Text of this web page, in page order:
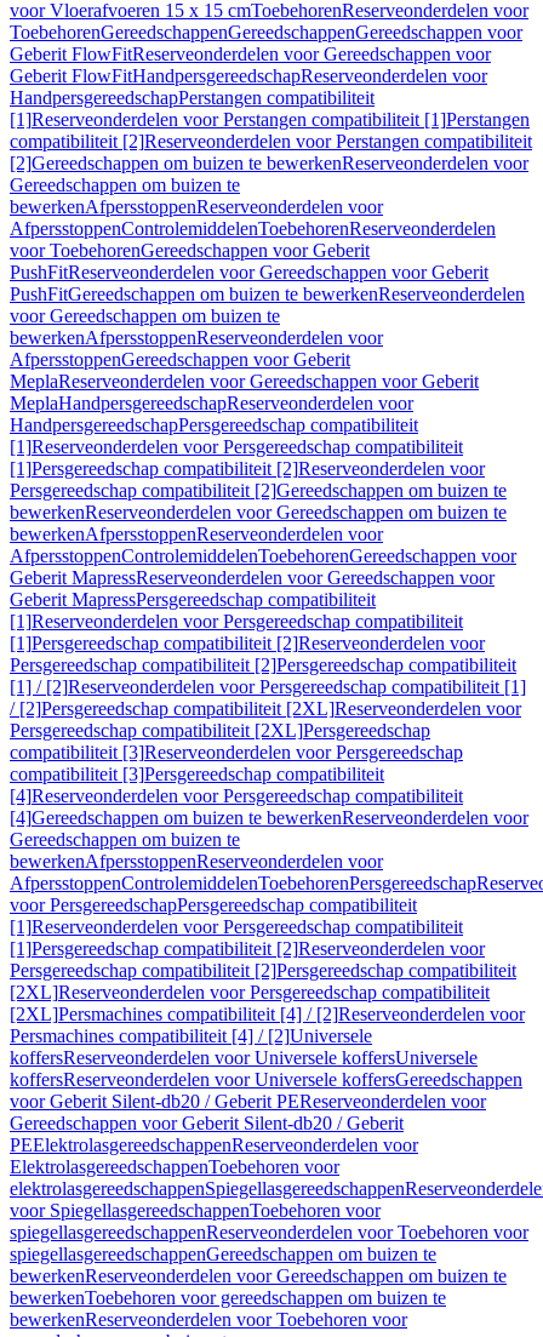
voor Vloerafvoeren 15 x 15 cmToebehorenReserveonderdelen voor
ToebehorenGereedschappenGereedschappenGereedschappen voor
Geberit FlowFitReserveonderdelen voor Gereedschappen voor
Geberit FlowFitHandpersgereedschapReserveonderdelen voor
HandpersgereedschapPerstangen compatibiliteit
[1]Reserveonderdelen voor Perstangen compatibiliteit [1]Perstangen
compatibiliteit [2]Reserveonderdelen voor Perstangen compatibiliteit
[2]Gereedschappen om buizen te bewerkenReserveonderdelen voor
Gereedschappen om buizen te
bewerkenAfpersstoppenReserveonderdelen voor
AfpersstoppenControlemiddelenToebehorenReserveonderdelen
voor ToebehorenGereedschappen voor Geberit
PushFitReserveonderdelen voor Gereedschappen voor Geberit
PushFitGereedschappen om buizen te bewerkenReserveonderdelen
voor Gereedschappen om buizen te
bewerkenAfpersstoppenReserveonderdelen voor
AfpersstoppenGereedschappen voor Geberit
MeplaReserveonderdelen voor Gereedschappen voor Geberit
MeplaHandpersgereedschapReserveonderdelen voor
HandpersgereedschapPersgereedschap compatibiliteit
[1]Reserveonderdelen voor Persgereedschap compatibiliteit
[1]Persgereedschap compatibiliteit [2]Reserveonderdelen voor
Persgereedschap compatibiliteit [2]Gereedschappen om buizen te
bewerkenReserveonderdelen voor Gereedschappen om buizen te
bewerkenAfpersstoppenReserveonderdelen voor
AfpersstoppenControlemiddelenToebehorenGereedschappen voor
Geberit MapressReserveonderdelen voor Gereedschappen voor
Geberit MapressPersgereedschap compatibiliteit
[1]Reserveonderdelen voor Persgereedschap compatibiliteit
[1]Persgereedschap compatibiliteit [2]Reserveonderdelen voor
Persgereedschap compatibiliteit [2]Persgereedschap compatibiliteit
[1] / [2]Reserveonderdelen voor Persgereedschap compatibiliteit [1]
/ [2]Persgereedschap compatibiliteit [2XL]Reserveonderdelen voor
Persgereedschap compatibiliteit [2XL]Persgereedschap
compatibiliteit [3]Reserveonderdelen voor Persgereedschap
compatibiliteit [3]Persgereedschap compatibiliteit
[4]Reserveonderdelen voor Persgereedschap compatibiliteit
[4]Gereedschappen om buizen te bewerkenReserveonderdelen voor
Gereedschappen om buizen te
bewerkenAfpersstoppenReserveonderdelen voor
AfpersstoppenControlemiddelenToebehorenPersgereedschap
voor PersgereedschapPersgereedschap compatibiliteit
[1]Reserveonderdelen voor Persgereedschap compatibiliteit
[1]Persgereedschap compatibiliteit [2]Reserveonderdelen voor
Persgereedschap compatibiliteit [2]Persgereedschap compatibiliteit
[2XL]Reserveonderdelen voor Persgereedschap compatibiliteit
[2XL]Persmachines compatibiliteit [4] / [2]Reserveonderdelen voor
Persmachines compatibiliteit [4] / [2]Universele
koffersReserveonderdelen voor Universele koffersUniversele
koffersReserveonderdelen voor Universele koffersGereedschappen
voor Geberit Silent-db20 / Geberit PEReserveonderdelen voor
Gereedschappen voor Geberit Silent-db20 / Geberit
PEElektrolasgereedschappenReserveonderdelen voor
ElektrolasgereedschappenToebehoren voor
elektrolasgereedschappenSpiegellasgereedschappen
voor SpiegellasgereedschappenToebehoren voor
spiegellasgereedschappenReserveonderdelen voor Toebehoren voor
spiegellasgereedschappenGereedschappen om buizen te
bewerkenReserveonderdelen voor Gereedschappen om buizen te
bewerkenToebehoren voor gereedschappen om buizen te
bewerkenReserveonderdelen voor Toebehoren voor